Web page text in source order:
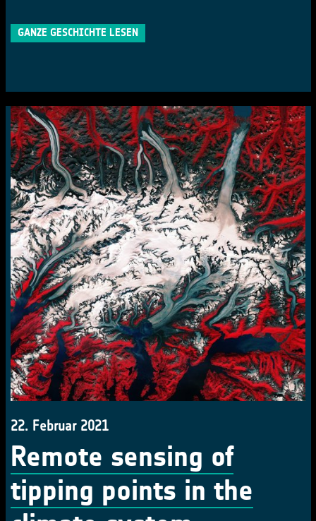
GANZE GESCHICHTE LESEN
22. Februar 2021
Remote sensing of
tipping points in the